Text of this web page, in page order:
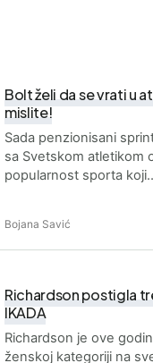
Bolt želi da se vrati u
mislite!
Sada penzionisani
sa Svetskom atletikom
popularnost sporta
Bojana Savić
Richardson postigla
IKADA
Richardson je ove
ženskoj kategoriji na